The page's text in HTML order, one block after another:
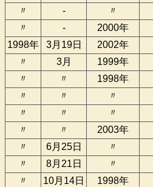
〃
- 〃
〃
- 2000年
1998年
3月19日 2002年
〃
3月 1999年
〃
〃 1998年
〃
〃 〃
〃
〃 〃
〃
〃 2003年
〃
6月25日 〃
〃
8月21日 〃
〃
10月14日 1998年